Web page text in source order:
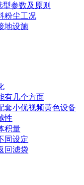
参数及原则
粉尘工况
地设施
有几个方面
套小优视频黄色设备
性
积量
同设定
回滤袋